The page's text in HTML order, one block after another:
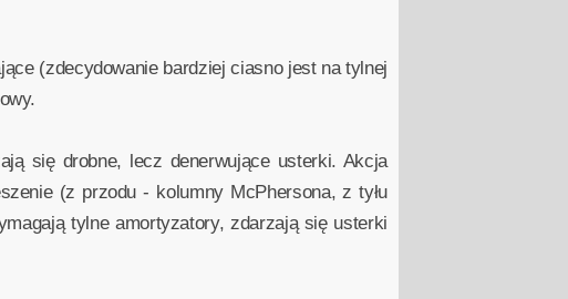
(zdecydowanie bardziej ciasno jest na tylnej
się drobne, lecz denerwujące usterki. Akcja
(z przodu - kolumny McPhersona, z tyłu
tylne amortyzatory, zdarzają się usterki